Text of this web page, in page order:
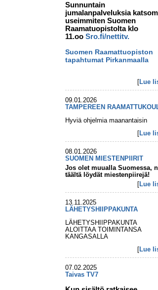
Sunnuntain
jumalanpalveluksia
useimmiten Suomen
Raamatuopistolta klo
11.oo Sro.fi/nettitv.
Suomen Raamattuopiston
tapahtumat Pirkanmaalla
Lue
09.01.2026
TAMPEREEN
Hyviä ohjelmia maanantaisin
Lue
08.01.2026
SUOMEN MIESTENPIIRIT
Jos olet muualla Suomessa,
täältä löydät miestenpiirejä!
Lue
13.11.2025
LÄHETYSHIIPPAKUNTA
LÄHETYSHIIPPAKUNTA
ALOITTAA TOIMINTANSA
KANGASALLA
Lue
07.02.2025
Taivas TV7